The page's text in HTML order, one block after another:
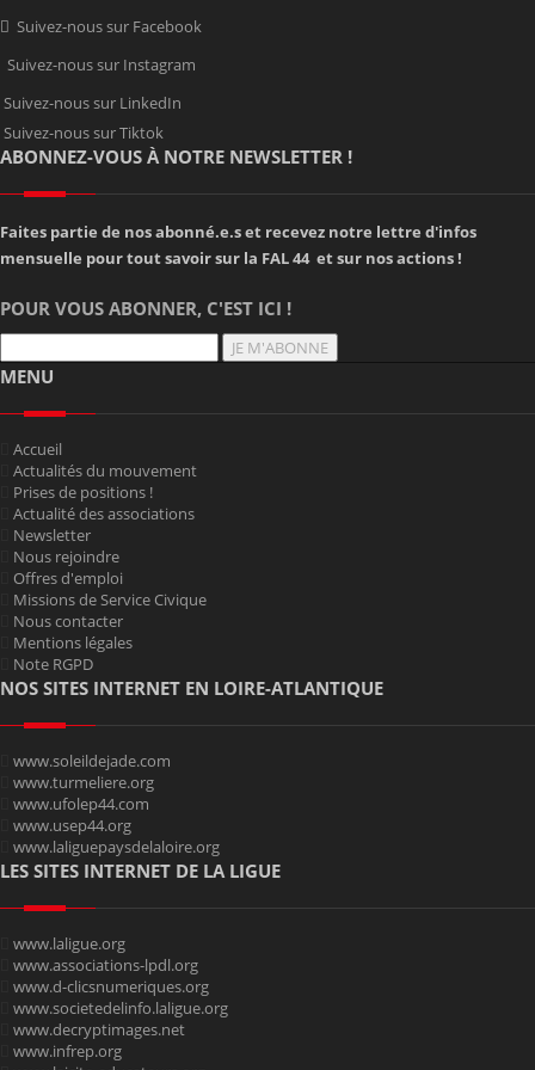
Suivez-nous sur Facebook
Suivez-nous sur Instagram
Suivez-nous sur LinkedIn
Suivez-nous sur Tiktok
ABONNEZ-VOUS À NOTRE NEWSLETTER !
Faites partie de nos abonné.e.s et recevez notre lettre d'infos
mensuelle pour tout savoir sur la FAL 44 et sur nos actions !
POUR VOUS ABONNER, C'EST ICI !
JE M'ABONNE
MENU
Accueil
Actualités du mouvement
Prises de positions !
Actualité des associations
Newsletter
Nous rejoindre
Offres d'emploi
Missions de Service Civique
Nous contacter
Mentions légales
Note RGPD
NOS SITES INTERNET EN LOIRE-ATLANTIQUE
www.soleildejade.com
www.turmeliere.org
www.ufolep44.com
www.usep44.org
www.laliguepaysdelaloire.org
LES SITES INTERNET DE LA LIGUE
www.laligue.org
www.associations-lpdl.org
www.d-clicsnumeriques.org
www.societedelinfo.laligue.org
www.decryptimages.net
www.infrep.org